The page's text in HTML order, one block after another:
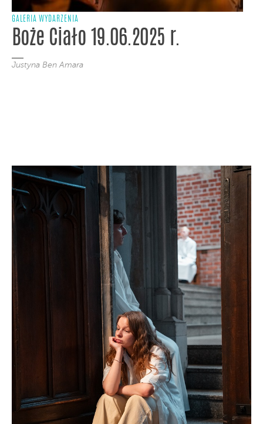
GALERIA WYDARZENIA
Boże Ciało 19.06.2025 r.
Justyna Ben Amara